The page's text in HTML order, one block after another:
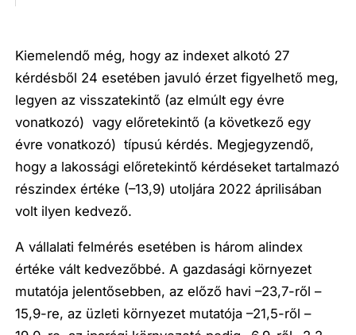
Kiemelendő még, hogy az indexet alkotó 27
kérdésből 24 esetében javuló érzet figyelhető meg,
legyen az visszatekintő (az elmúlt egy évre
vonatkozó) vagy előretekintő (a következő egy
évre vonatkozó) típusú kérdés. Megjegyzendő,
hogy a lakossági előretekintő kérdéseket tartalmazó
részindex értéke (–13,9) utoljára 2022 áprilisában
volt ilyen kedvező.
A vállalati felmérés esetében is három alindex
értéke vált kedvezőbbé. A gazdasági környezet
mutatója jelentősebben, az előző havi –23,7-ről –
15,9-re, az üzleti környezet mutatója –21,5-ről –